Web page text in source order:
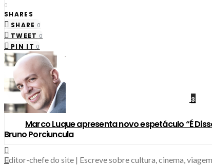
3
Marco Luque apresenta novo espetáculo “É
0
SHARES
SHARE 0
TWEET 0
PIN IT 0
Bruno Porciuncula
Editor-chefe do site | Escreve sobre cultura, cinema,